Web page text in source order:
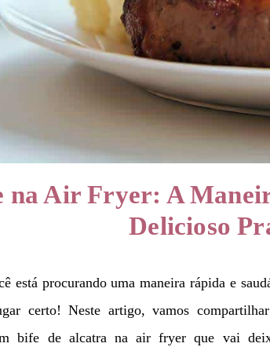
na Air Fryer: A
Delicioso
está procurando uma maneira rápida e
certo! Neste artigo, vamos
bife de alcatra na air fryer que vai